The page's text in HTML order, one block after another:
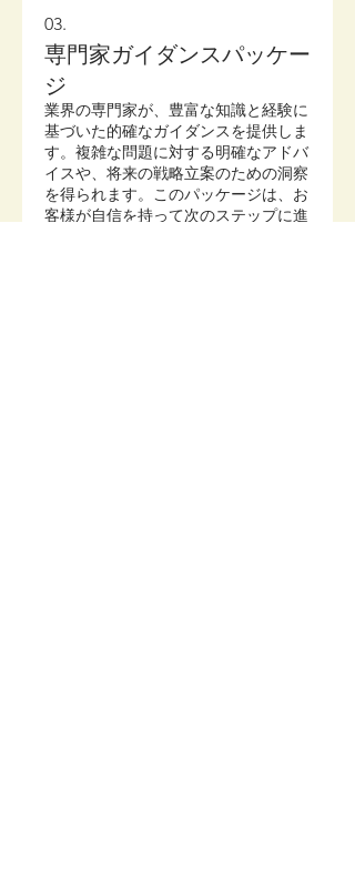
03.
専門家ガイダンスパッケー
ジ
業界の専門家が、豊富な知識と経験に
基づいた的確なガイダンスを提供しま
す。複雑な問題に対する明確なアドバ
イスや、将来の戦略立案のための洞察
を得られます。このパッケージは、お
客様が自信を持って次のステップに進